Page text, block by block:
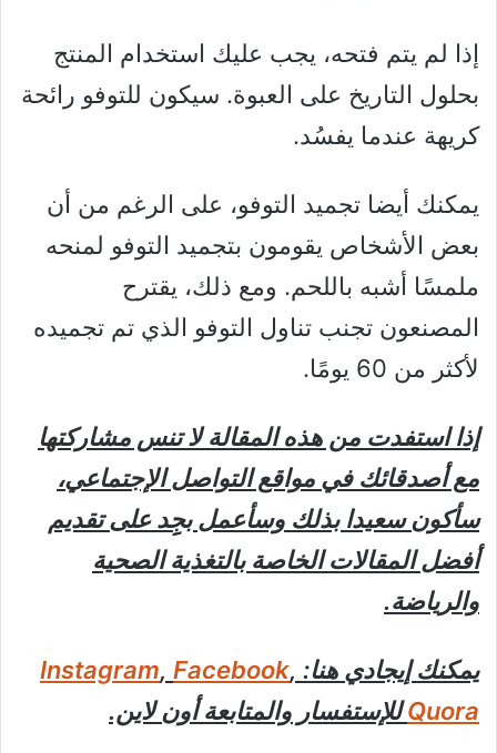
إذا لم يتم فتحه، يجب عليك استخدام المنتج
بحلول التاريخ على العبوة. سيكون للتوفو رائحة
كريهة عندما يفسُد.
يمكنك أيضا تجميد التوفو، على الرغم من أن
بعض الأشخاص يقومون بتجميد التوفو لمنحه
ملمسًا أشبه باللحم. ومع ذلك، يقترح
المصنعون تجنب تناول التوفو الذي تم تجميده
لأكثر من 60 يومًا.
إذا استفدت من هذه المقالة لا تنس مشاركتها
مع أصدقائك في مواقع التواصل الإجتماعي،
سأكون سعيدا بذلك وسأعمل بجِِد على تقديم
أفضل المقالات الخاصة بالتغذية الصحية
والرياضة.
يمكنك إيجادي هنا: Instagram, Facebook,
Quoraللإستفسار والمتابعة أون لاين.